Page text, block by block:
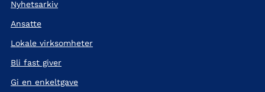
Nyhetsarkiv
Ansatte
Lokale virksomheter
Bli fast giver
Gi en enkeltgave